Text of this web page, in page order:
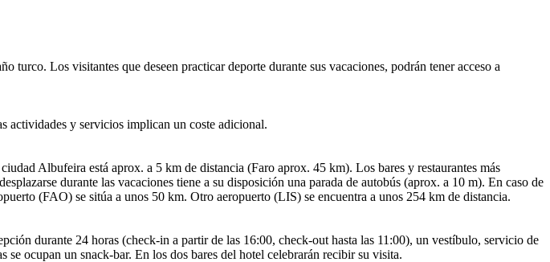
Los visitantes que deseen practicar deporte durante sus vacaciones, podrán tener acceso a
actividades y servicios implican un coste adicional.
Albufeira está aprox. a 5 km de distancia (Faro aprox. 45 km). Los bares y restaurantes más
durante las vacaciones tiene a su disposición una parada de autobús (aprox. a 10 m). En caso de
(FAO) se sitúa a unos 50 km. Otro aeropuerto (LIS) se encuentra a unos 254 km de distancia.
durante 24 horas (check-in a partir de las 16:00, check-out hasta las 11:00), un vestíbulo, servicio de
ocupan un snack-bar. En los dos bares del hotel celebrarán recibir su visita.